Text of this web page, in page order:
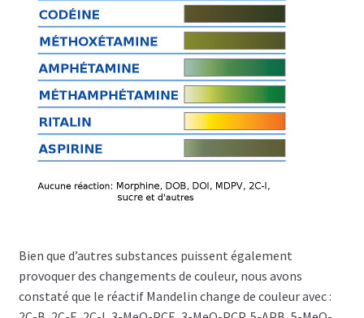
Bien que d’autres substances puissent également
provoquer des changements de couleur, nous avons
constaté que le réactif Mandelin change de couleur avec :